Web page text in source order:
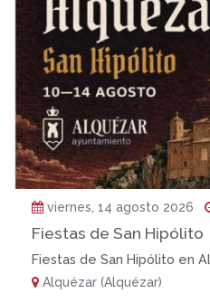
viernes, 14 agosto 2026
Fiestas de San Hipólito
Fiestas de San Hipólito en
Alquézar (Alquézar)